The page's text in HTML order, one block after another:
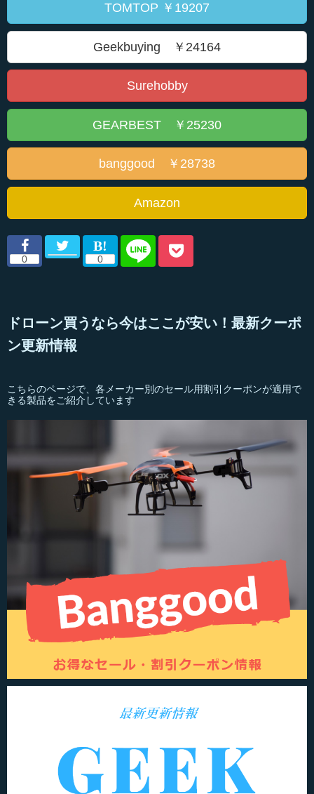
TOMTOP ￥19207
Geekbuying ￥24164
Surehobby
GEARBEST ￥25230
banggood ￥28738
Amazon
ドローン買うなら今はここが安い！最新クーポ
ン更新情報
こちらのページで、各メーカー別のセール用割引クーポンが適用で
きる製品をご紹介しています